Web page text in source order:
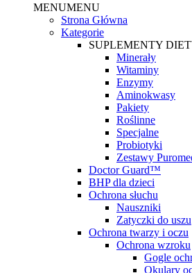
MENUMENU
Strona Główna
Kategorie
SUPLEMENTY
Minerały
Witaminy
Enzymy
Aminokwasy
Pakiety
Roślinne
Specjalne
Probiotyki
Zestawy
Doctor Guard™
BHP dla dzieci
Ochrona słuchu
Nauszniki
Zatyczki do uszu
Ochrona twarzy i oczu
Ochrona wzroku
Gogle
Okulary